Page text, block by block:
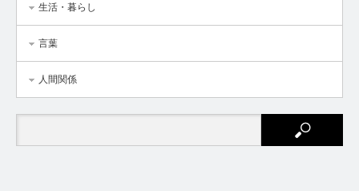
生活・暮らし
言葉
人間関係